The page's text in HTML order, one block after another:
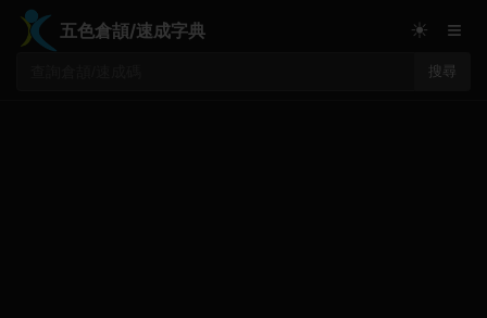
五色倉頡/速成字典
搜尋
☀ ≡